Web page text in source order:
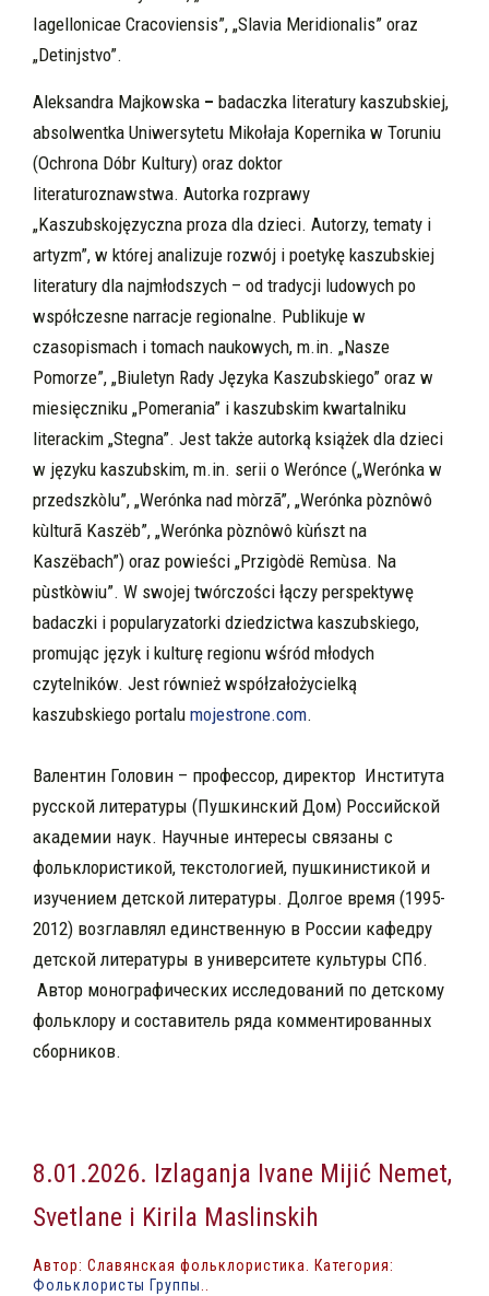
Iagellonicae Cracoviensis”, „Slavia Meridionalis” oraz
„Detinjstvo”.
Aleksandra Majkowska – badaczka literatury kaszubskiej,
absolwentka Uniwersytetu Mikołaja Kopernika w Toruniu
(Ochrona Dóbr Kultury) oraz doktor
literaturoznawstwa. Autorka rozprawy
„Kaszubskojęzyczna proza dla dzieci. Autorzy, tematy i
artyzm”, w której analizuje rozwój i poetykę kaszubskiej
literatury dla najmłodszych – od tradycji ludowych po
współczesne narracje regionalne. Publikuje w
czasopismach i tomach naukowych, m.in. „Nasze
Pomorze”, „Biuletyn Rady Języka Kaszubskiego” oraz w
miesięczniku „Pomerania” i kaszubskim kwartalniku
literackim „Stegna”. Jest także autorką książek dla dzieci
w języku kaszubskim, m.in. serii o Werónce („Werónka w
przedszkòlu”, „Werónka nad mòrzã”, „Werónka pòznôwô
kùlturã Kaszëb”, „Werónka pòznôwô kùńszt na
Kaszëbach”) oraz powieści „Przigòdë Remùsa. Na
pùstkòwiu”. W swojej twórczości łączy perspektywę
badaczki i popularyzatorki dziedzictwa kaszubskiego,
promując język i kulturę regionu wśród młodych
czytelników. Jest również współzałożycielką
kaszubskiego portalu mojestrone.com.
Валентин Головин – профессор, директор Института
русской литературы (Пушкинский Дом) Российской
академии наук. Научные интересы связаны с
фольклористикой, текстологией, пушкинистикой и
изучением детской литературы. Долгое время (1995-
2012) возглавлял единственную в России кафедру
детской литературы в университете культуры СПб.
Автор монографических исследований по детскому
фольклору и составитель ряда комментированных
сборников.
8.01.2026. Izlaganja Ivane Mijić Nemet,
Svetlane i Kirila Maslinskih
Автор: Славянская фольклористика. Категория:
Фольклористы Группы